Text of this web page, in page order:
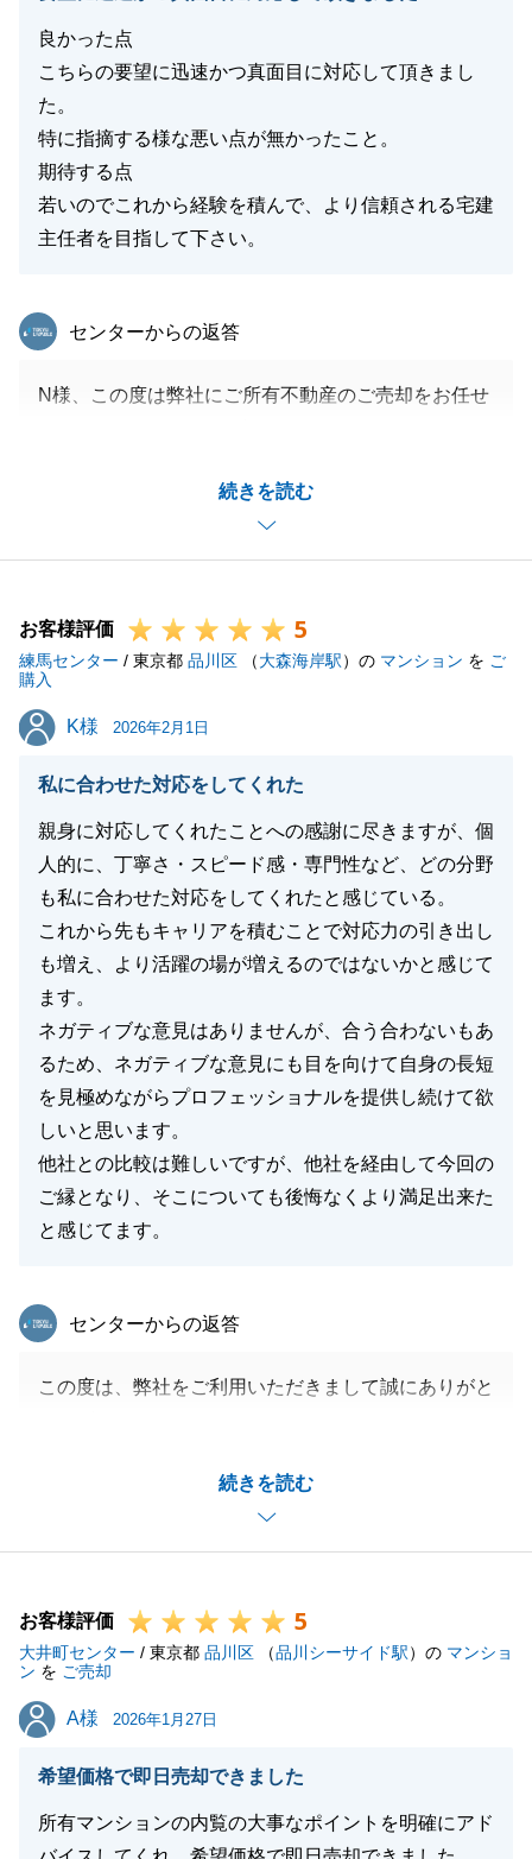
良かった点
こちらの要望に迅速かつ真面目に対応して頂きまし
た。
特に指摘する様な悪い点が無かったこと。
期待する点
若いのでこれから経験を積んで、より信頼される宅建
主任者を目指して下さい。
続きを読む
東急リバブル
センターからの返答
N様、この度は弊社にご所有不動産のご売却をお任せ
頂いたお言葉を胸に、信頼いただける営業マンを目指
し、尽力して参ります。
お客様評価 5
練馬センター / 東京都 品川区 （大森海岸駅）の マンション を ご
購入
K様
K様 2026年2月1日
私に合わせた対応をしてくれた
親身に対応してくれたことへの感謝に尽きますが、個
人的に、丁寧さ・スピード感・専門性など、どの分野
も私に合わせた対応をしてくれたと感じている。
これから先もキャリアを積むことで対応力の引き出し
も増え、より活躍の場が増えるのではないかと感じて
ます。
ネガティブな意見はありませんが、合う合わないもあ
るため、ネガティブな意見にも目を向けて自身の長短
を見極めながらプロフェッショナルを提供し続けて欲
しいと思います。
他社との比較は難しいですが、他社を経由して今回の
ご縁となり、そこについても後悔なくより満足出来た
と感じてます。
続きを読む
東急リバブル
センターからの返答
この度は、弊社をご利用いただきまして誠にありがと
ショナルとして不可欠な要素すべてにおいてご満足い
ただけたことは、私にとっても大きな自信になりま
す。
できた」と言っていただけることは、大変うれしく思
います。
これからK様の新居での生活が始まると思いますが、
さらに素晴らしいものになることを願っております。
でサポートさせていただきますので、何かありました
らお気軽にご連絡ください。
この度は、ありがとうございました。
お客様評価 5
大井町センター / 東京都 品川区 （品川シーサイド駅）の マンショ
ン を ご売却
A様
A様 2026年1月27日
希望価格で即日売却できました
所有マンションの内覧の大事なポイントを明確にアド